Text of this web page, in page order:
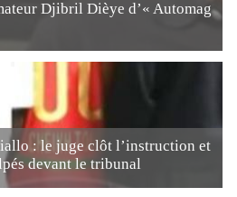
Djibril Dièye d’« Automag
: le juge clôt l’instruction et
devant le tribunal